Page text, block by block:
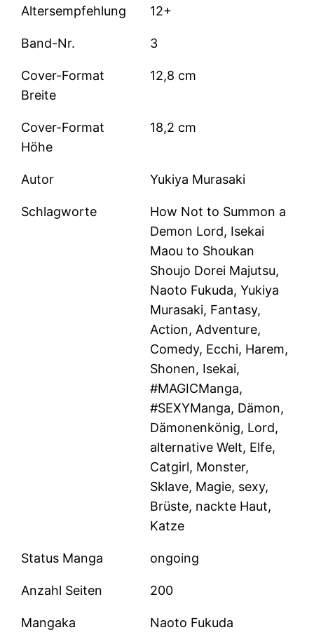
Altersempfehlung 12+
Band-Nr. 3
Cover-Format
Breite
12,8 cm
Cover-Format
Höhe
18,2 cm
Autor Yukiya Murasaki
Schlagworte
How Not to Summon a
Demon Lord, Isekai
Maou to Shoukan
Shoujo Dorei Majutsu,
Naoto Fukuda, Yukiya
Murasaki, Fantasy,
Action, Adventure,
Comedy, Ecchi, Harem,
Shonen, Isekai,
#MAGICManga,
#SEXYManga, Dämon,
Dämonenkönig, Lord,
alternative Welt, Elfe,
Catgirl, Monster,
Sklave, Magie, sexy,
Brüste, nackte Haut,
Katze
Status Manga ongoing
Anzahl Seiten 200
Mangaka Naoto Fukuda